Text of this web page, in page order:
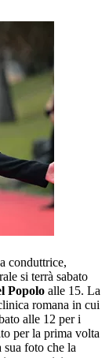
conduttrice,
si terrà sabato
Popolo alle 15. La
romana in cui
alle 12 per i
per la prima volta
foto che la